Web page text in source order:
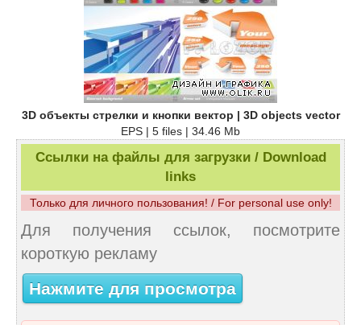
3D объекты стрелки и кнопки вектор | 3D objects vector
EPS | 5 files | 34.46 Mb
Ссылки на файлы для загрузки / Download
links
Только для личного пользования! / For personal use only!
Для получения ссылок, посмотрите
короткую рекламу
Нажмите для просмотра